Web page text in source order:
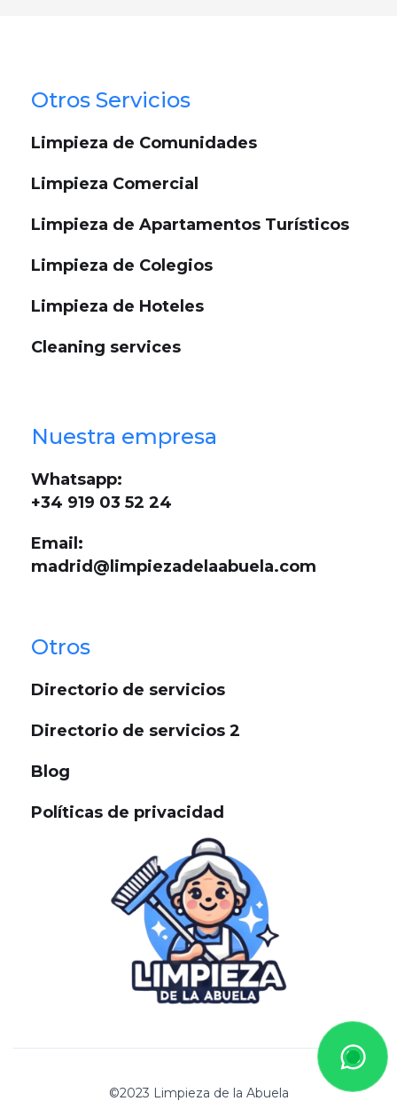
Otros Servicios
Limpieza de Comunidades
Limpieza Comercial
Limpieza de Apartamentos Turísticos
Limpieza de Colegios
Limpieza de Hoteles
Cleaning services
Nuestra empresa
Whatsapp:
+34 919 03 52 24
Email:
madrid@limpiezadelaabuela.com
Otros
Directorio de servicios
Directorio de servicios 2
Blog
Políticas de privacidad
©2023 Limpieza de la Abuela